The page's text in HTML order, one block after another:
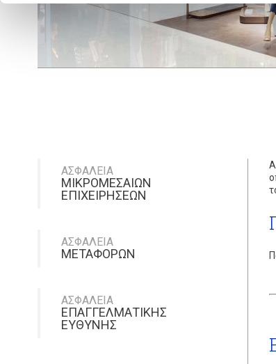
ΑΣΦΑΛΕΙΑ
ΜΙΚΡΟΜΕΣΑΙΩΝ
ΕΠΙΧΕΙΡΗΣΕΩΝ
ΑΣΦΑΛΕΙΑ
ΜΕΤΑΦΟΡΩΝ
ΑΣΦΑΛΕΙΑ
ΕΠΑΓΓΕΛΜΑΤΙΚΗΣ
ΕΥΘΥΝΗΣ